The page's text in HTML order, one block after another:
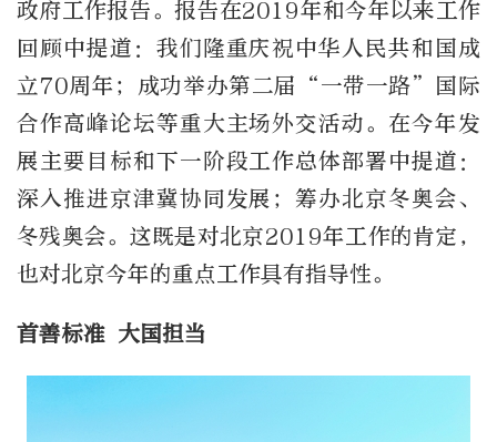
政府工作报告。报告在2019年和今年以来工作
回顾中提道：我们隆重庆祝中华人民共和国成
立70周年；成功举办第二届“一带一路”国际
合作高峰论坛等重大主场外交活动。在今年发
展主要目标和下一阶段工作总体部署中提道：
深入推进京津冀协同发展；筹办北京冬奥会、
冬残奥会。这既是对北京2019年工作的肯定，
也对北京今年的重点工作具有指导性。
首善标准 大国担当